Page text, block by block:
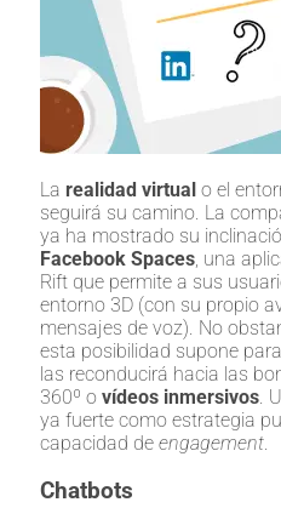
La realidad virtual o el
seguirá su camino. La
ya ha mostrado su
Facebook Spaces, una
Rift que permite a sus
entorno 3D (con su propio
mensajes de voz). No
esta posibilidad supone
las reconducirá hacia las
360º o vídeos inmersivos.
ya fuerte como estrategia
capacidad de engagement.
Chatbots